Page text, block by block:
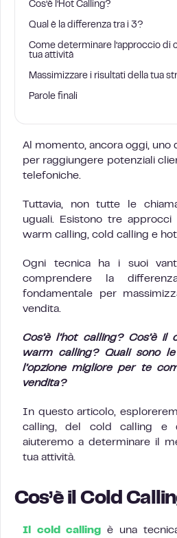
Cos’è l’Hot Calling?
Qual è la differenza tra i 3?
Come determinare l’approccio di
tua attività
Massimizzare i risultati della tua
Parole finali
Al momento, ancora oggi, uno
per raggiungere potenziali
telefoniche.
Tuttavia, non tutte le
uguali. Esistono tre approcci
warm calling, cold calling e
Ogni tecnica ha i suoi
comprendere la
fondamentale per
vendita.
Cos’è l’hot calling? Cos’è il
warm calling? Quali sono
l’opzione migliore per te
vendita?
In questo articolo,
calling, del cold calling e
aiuteremo a determinare il
tua attività.
Cos’è il Cold
Il cold calling è una